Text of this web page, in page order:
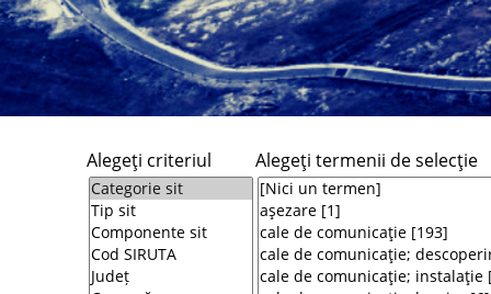
Alegeţi criteriul Alegeţi termenii de selecţie